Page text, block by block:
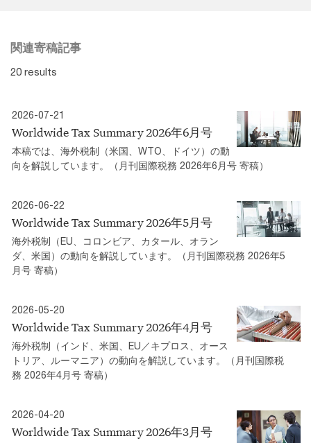
関連寄稿記事
20 results
2026-07-21
Worldwide Tax Summary 2026年6月号
本稿では、海外税制（米国、WTO、ドイツ）の動
向を解説しています。（月刊国際税務 2026年6月号 寄稿）
2026-06-22
Worldwide Tax Summary 2026年5月号
海外税制（EU、コロンビア、カタール、オラン
ダ、米国）の動向を解説しています。（月刊国際税務 2026年5
月号 寄稿）
2026-05-20
Worldwide Tax Summary 2026年4月号
海外税制（インド、米国、EU／キプロス、オース
トリア、ルーマニア）の動向を解説しています。（月刊国際税
務 2026年4月号 寄稿）
2026-04-20
Worldwide Tax Summary 2026年3月号